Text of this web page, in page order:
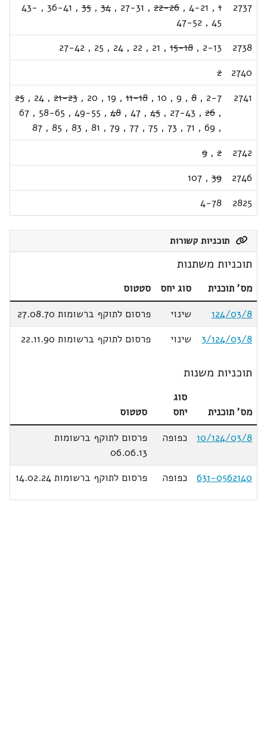
2737
1
,
4-21
,
22-26
,
27-31
,
34
,
35
,
36-41
,
43-
45
,
47-52
2738
2-13
,
15-18
,
21
,
22
,
24
,
25
,
27-42
2740
2
2741
2-7
,
8
,
9
,
10
,
11-18
,
19
,
20
,
21-23
,
24
,
25
,
26
,
27-43
,
45
,
47
,
48
,
49-55
,
58-65
,
67
,
69
,
71
,
73
,
75
,
77
,
79
,
81
,
83
,
85
,
87
2742
2
,
9
2746
39
,
107
2825
4-78
תוכניות קשורות
תוכניות משתנות
מס' תוכנית סוג יחס
סטטוס
124/03/8
שינוי
פרסום לתוקף ברשומות 27.08.70
3/124/03/8
שינוי פרסום לתוקף ברשומות 22.11.90
תוכניות משנות
מס' תוכנית
סוג
יחס
סטטוס
10/124/03/8
כפופה
פרסום לתוקף ברשומות
06.06.13
631-0562140
כפופה פרסום לתוקף ברשומות 14.02.24